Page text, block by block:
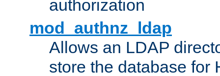
authorization
mod_authnz_ldap
Allows an LDAP
store the database for